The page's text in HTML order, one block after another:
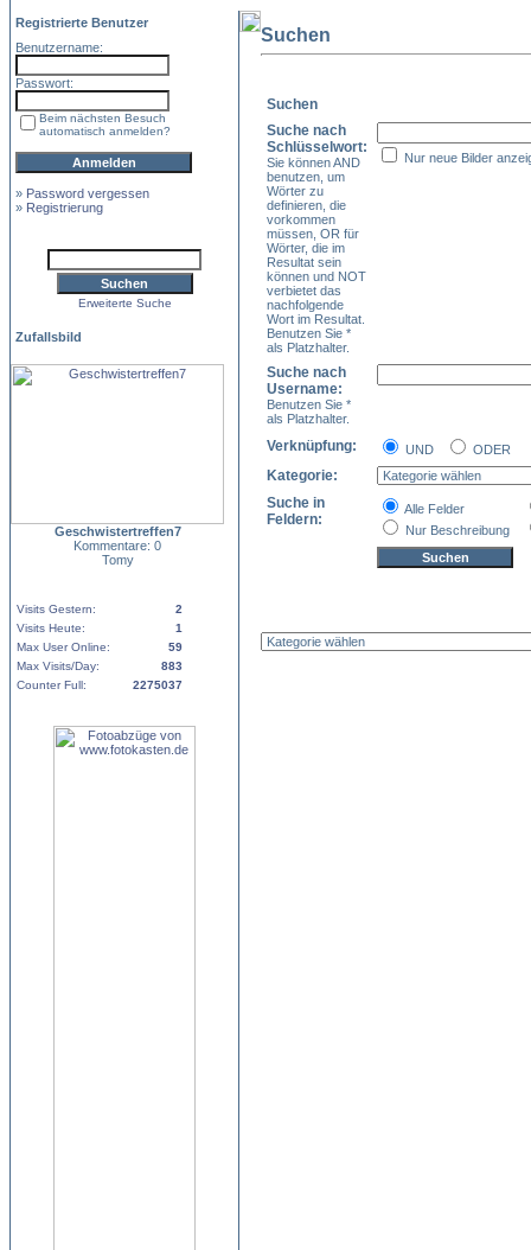
Registrierte Benutzer
Benutzername:
Passwort:
Beim nächsten Besuch
automatisch anmelden?
» Password vergessen
» Registrierung
Erweiterte Suche
Zufallsbild
Geschwistertreffen7
Kommentare: 0
Tomy
Visits Gestern:
2
Visits Heute:
1
Max User Online:
59
Max Visits/Day:
883
Counter Full:
2275037
Suchen
Suchen
Suche nach
Schlüsselwort:
Sie können AND
benutzen, um
Wörter zu
definieren, die
vorkommen
müssen, OR für
Wörter, die im
Resultat sein
können und NOT
verbietet das
nachfolgende
Wort im Resultat.
Benutzen Sie *
als Platzhalter.
Nur neue Bilder
Suche nach
Username:
Benutzen Sie *
als Platzhalter.
Verknüpfung: UND ODER
Kategorie:
Suche in
Feldern:
Alle Felder
Nur Beschreibung